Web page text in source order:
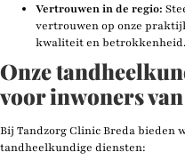
Vertrouwen in de regio:
vertrouwen op onze
kwaliteit en betrokkenheid.
Onze
voor inwoners
Bij Tandzorg Clinic Breda bieden
tandheelkundige diensten: